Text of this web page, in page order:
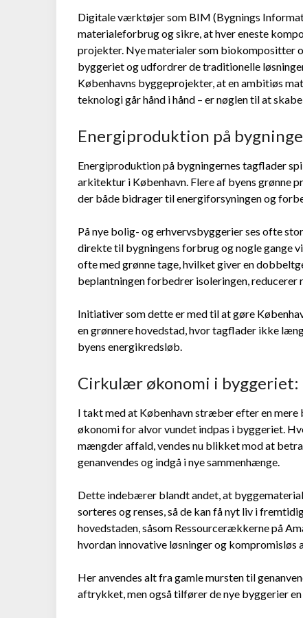
Digitale værktøjer som BIM (Bygnings
materialeforbrug og sikre, at hver eneste
projekter. Nye materialer som biokompositter
byggeriet og udfordrer de traditionelle
Københavns byggeprojekter, at en ambitiøs
teknologi går hånd i hånd – er nøglen til at
Energiproduktion på
Energiproduktion på bygningernes tagflader
arkitektur i København. Flere af byens grønne
der både bidrager til energiforsyningen og
På nye bolig- og erhvervsbyggerier ses ofte
direkte til bygningens forbrug og nogle gange
ofte med grønne tage, hvilket giver en
beplantningen forbedrer isoleringen,
Initiativer som dette er med til at gøre
en grønnere hovedstad, hvor tagflader ikke
byens energikredsløb.
Cirkulær økonomi i byggeriet:
I takt med at København stræber efter en
økonomi for alvor vundet indpas i byggeriet.
mængder affald, vendes nu blikket mod at
genanvendes og indgå i nye sammenhænge.
Dette indebærer blandt andet, at
sorteres og renses, så de kan få nyt liv i
hovedstaden, såsom Ressourcerækkerne på
hvordan innovative løsninger og kompromisløs
Her anvendes alt fra gamle mursten til
aftrykket, men også tilfører de nye byggerier